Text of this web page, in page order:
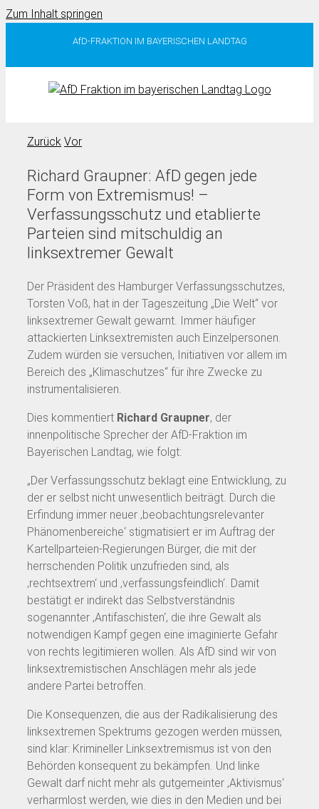
Zum Inhalt springen
AfD-FRAKTION IM BAYERISCHEN LANDTAG
Zurück Vor
Richard Graupner: AfD gegen jede
Form von Extremismus! –
Verfassungsschutz und etablierte
Parteien sind mitschuldig an
linksextremer Gewalt
Der Präsident des Hamburger Verfassungsschutzes,
Torsten Voß, hat in der Tageszeitung „Die Welt“ vor
linksextremer Gewalt gewarnt. Immer häufiger
attackierten Linksextremisten auch Einzelpersonen.
Zudem würden sie versuchen, Initiativen vor allem im
Bereich des „Klimaschutzes“ für ihre Zwecke zu
instrumentalisieren.
Dies kommentiert Richard Graupner, der
innenpolitische Sprecher der AfD-Fraktion im
Bayerischen Landtag, wie folgt:
„Der Verfassungsschutz beklagt eine Entwicklung, zu
der er selbst nicht unwesentlich beiträgt. Durch die
Erfindung immer neuer ‚beobachtungsrelevanter
Phänomenbereiche‘ stigmatisiert er im Auftrag der
Kartellparteien-Regierungen Bürger, die mit der
herrschenden Politik unzufrieden sind, als
‚rechtsextrem‘ und ‚verfassungsfeindlich‘. Damit
bestätigt er indirekt das Selbstverständnis
sogenannter ‚Antifaschisten‘, die ihre Gewalt als
notwendigen Kampf gegen eine imaginierte Gefahr
von rechts legitimieren wollen. Als AfD sind wir von
linksextremistischen Anschlägen mehr als jede
andere Partei betroffen.
Die Konsequenzen, die aus der Radikalisierung des
linksextremen Spektrums gezogen werden müssen,
sind klar: Krimineller Linksextremismus ist von den
Behörden konsequent zu bekämpfen. Und linke
Gewalt darf nicht mehr als gutgemeinter ‚Aktivismus‘
verharmlost werden, wie dies in den Medien und bei